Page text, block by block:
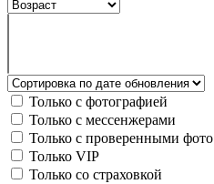
Только с фотографией
Только с мессенжерами
Только с проверенными фото
Только VIP
Только со страховкой